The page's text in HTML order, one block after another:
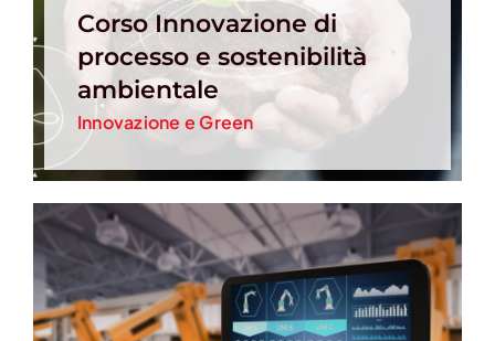
Corso Innovazione di
processo e sostenibilità
ambientale
Innovazione e Green